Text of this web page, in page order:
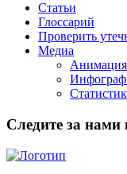
Статьи
Глоссарий
Проверить
Медиа
Анимация
Следите за нами